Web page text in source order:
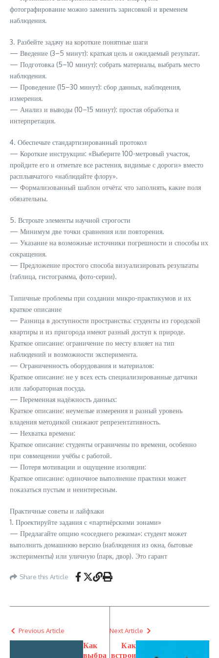
фотографирование можно заменить зарисовкой и временем
наблюдения.
3. Разбейте задачу на короткие понятные шаги
— Введение (3–5 минут): краткая цель и ожидаемый результат.
— Подготовка (5–10 минут): собрать материалы, выбрать место
наблюдения.
— Проведение (15–30 минут): сбор данных, наблюдения,
измерения.
— Анализ и выводы (10–15 минут): простая обработка и
интерпретация.
4. Обеспечьте стандартизированный протокол
— Короткие инструкции: «Выберите 100-метровый участок,
пройдите его и отметьте все растения, видимые с дороги» вместо
расплывчатого «наблюдайте флору».
— Формализованный шаблон отчёта: что заполнять, какие поля
обязательны.
5. Встроьте элементы научной строгости
— Минимум две точки сравнения или повторения.
— Указание на возможные источники погрешности и способы их
сокращения.
— Предложение простого способа визуализировать результаты
(таблица, гистограмма, фото-серии).
Типичные проблемы при создании микро-практикумов и их
краткое описание
— Разница в доступности пространства: студенты из городской
квартиры и из пригорода имеют разный доступ к природе.
Краткое описание: ограничение по месту влияет на тип
наблюдений и возможности эксперимента.
— Ограниченность оборудования и материалов:
Краткое описание: не у всех есть специализированные датчики
или лабораторная посуда.
— Переменная надёжность данных:
Краткое описание: неумелые измерения и разный уровень
владения методикой снижают репрезентативность.
— Нехватка времени:
Краткое описание: студенты ограничены по времени, особенно
при совмещении учёбы с работой.
— Потеря мотивации и ощущение изоляции:
Краткое описание: одиночное выполнение практики может
показаться пустым и неинтересным.
Практичные советы и лайфхаки
1. Проектируйте задания с «партнёрскими зонами»
— Предлагайте опцию «соседнего режима»: студент может
выполнить домашнюю версию (наблюдения из окна, бытовые
эксперименты) или уличную (парк, двор). Это гарант
Share this Article
Previous Article
Как
выбра
Next Article
Как
встрои